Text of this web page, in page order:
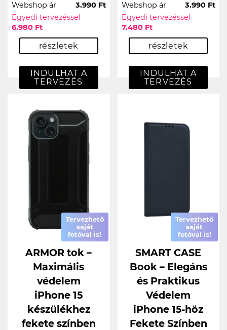
Webshop ár
3.990 Ft
Egyedi tervezéssel
6.980 Ft
részletek
INDULHAT A
TERVEZÉS
Webshop ár
3.990 Ft
Egyedi tervezéssel
7.480 Ft
részletek
INDULHAT A
TERVEZÉS
Tervezhető
saját
fotóval is!
ARMOR tok –
Maximális
védelem
iPhone 15
készülékhez
fekete színben
Tervezhető
saját
fotóval is!
SMART CASE
Book – Elegáns
és Praktikus
Védelem
iPhone 15-höz
Fekete Színben